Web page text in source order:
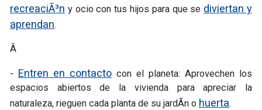
recreaciÃ³n y ocio con tus hijos para que se diviertan y
aprendan.
Â
- Entren en contacto con el planeta: Aprovechen los
espacios abiertos de la vivienda para apreciar la
naturaleza, rieguen cada planta de su jardÃ­n o huerta.